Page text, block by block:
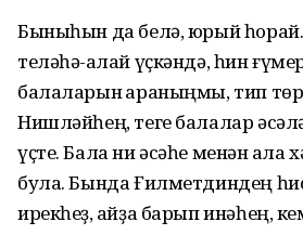
Быныһын да белə, юрый һорай.
телəһə-ҡалай үҫкəндə, һин
балаларын ҡараныңмы, тип
Нишлəйһең, теге балалар
үҫте. Бала ни əсəһе менəн ҡала
була. Бында Ғилметдиндең һис
ирекһеҙ, ҡайҙа барып инəһең,